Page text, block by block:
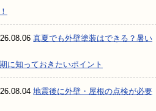
真夏でも外壁塗装はできる？暑い
に知っておきたいポイント
地震後に外壁・屋根の点検が必要